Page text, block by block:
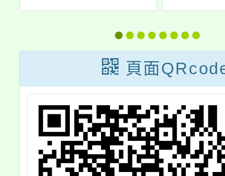
有藝思」藝術沃
土計畫：「菌村
漫遊」藝術教育
特展活動資訊，
請協助宣傳並公
告周知，請查
照。
度書
專業
習」
頁面